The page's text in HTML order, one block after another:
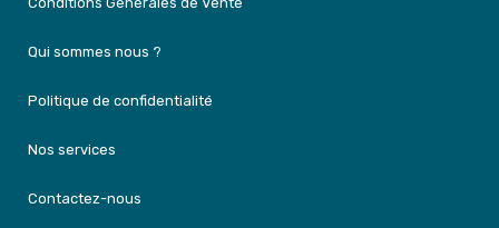
Qui sommes nous ?
Politique de confidentialité
Nos services
Contactez-nous